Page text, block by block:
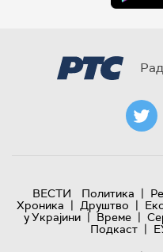
ВЕСТИ Политика |
Хроника | Друштво |
у Украјини | Време |
Подкаст |